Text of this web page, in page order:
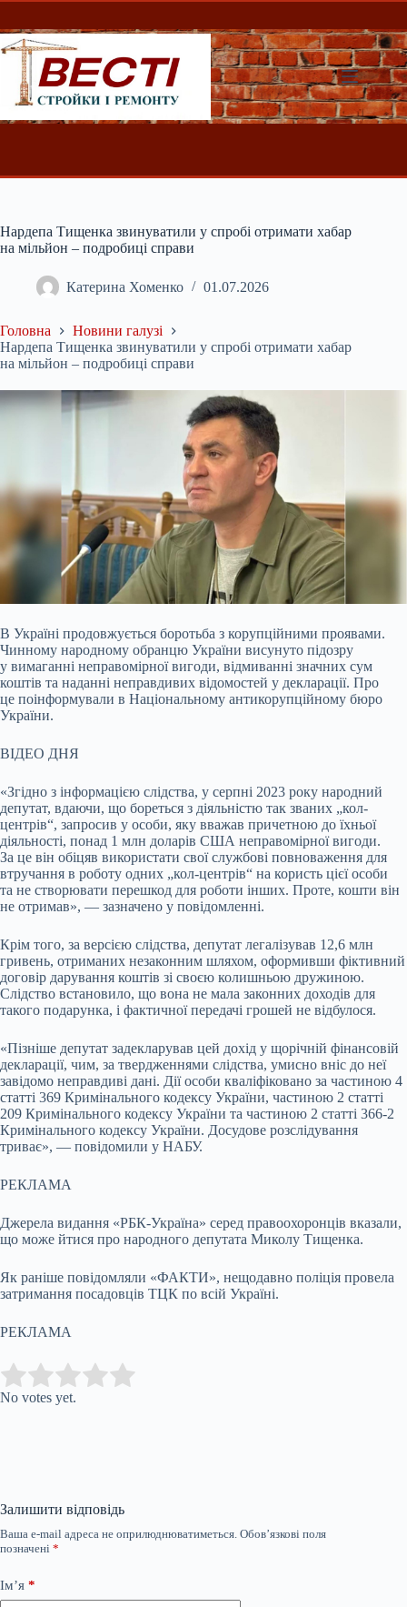
Перейти
вмісту
Нардепа Тищенка звинуватили у спробі отримати хабар
на мільйон – подробиці справи
Катерина Хоменко 01.07.2026
Головна
Новини галузі
Нардепа Тищенка звинуватили у спробі отримати хабар
на мільйон – подробиці справи
В Україні продовжується боротьба з корупційними проявами.
Чинному народному обранцю України висунуто підозру
у вимаганні неправомірної вигоди, відмиванні значних сум
коштів та наданні неправдивих відомостей у декларації. Про
це поінформували в Національному антикорупційному бюро
України.
ВІДЕО ДНЯ
«Згідно з інформацією слідства, у серпні 2023 року народний
депутат, вдаючи, що бореться з діяльністю так званих „кол-
центрів“, запросив у особи, яку вважав причетною до їхньої
діяльності, понад 1 млн доларів США неправомірної вигоди.
За це він обіцяв використати свої службові повноваження для
втручання в роботу одних „кол-центрів“ на користь цієї особи
та не створювати перешкод для роботи інших. Проте, кошти він
не отримав», — зазначено у повідомленні.
Крім того, за версією слідства, депутат легалізував 12,6 млн
гривень, отриманих незаконним шляхом, оформивши фіктивний
договір дарування коштів зі своєю колишньою дружиною.
Слідство встановило, що вона не мала законних доходів для
такого подарунка, і фактичної передачі грошей не відбулося.
«Пізніше депутат задекларував цей дохід у щорічній фінансовій
декларації, чим, за твердженнями слідства, умисно вніс до неї
завідомо неправдиві дані. Дії особи кваліфіковано за частиною 4
статті 369 Кримінального кодексу України, частиною 2 статті
209 Кримінального кодексу України та частиною 2 статті 366-2
Кримінального кодексу України. Досудове розслідування
триває», — повідомили у НАБУ.
РЕКЛАМА
Джерела видання «РБК-Україна» серед правоохоронців вказали,
що може йтися про народного депутата Миколу Тищенка.
Як раніше повідомляли «ФАКТИ», нещодавно поліція провела
затримання посадовців ТЦК по всій Україні.
РЕКЛАМА
Rate this item:
No votes yet.
Залишити відповідь
Ваша e-mail адреса не оприлюднюватиметься. Обов’язкові поля
позначені *
Ім’я *